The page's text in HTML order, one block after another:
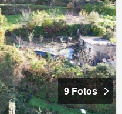
9 Fotos